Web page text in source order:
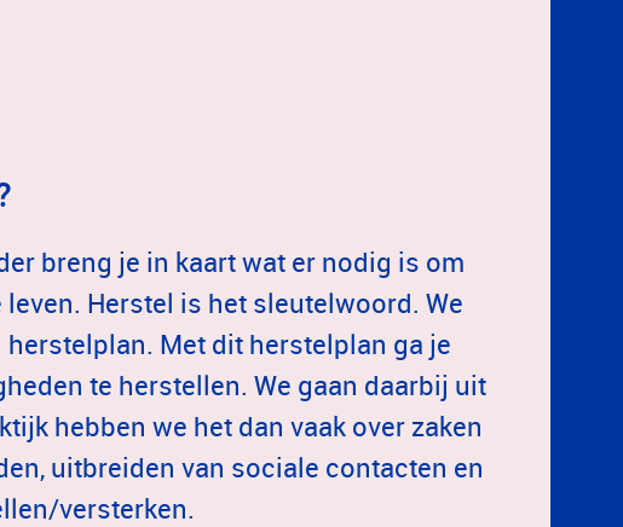
breng je in kaart wat er nodig is om
Herstel is het sleutelwoord. We
Met dit herstelplan ga je
te herstellen. We gaan daarbij uit
hebben we het dan vaak over zaken
uitbreiden van sociale contacten en
versterken.